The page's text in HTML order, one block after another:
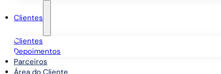
Clientes
Clientes
Depoimentos
Parceiros
Área do Cliente